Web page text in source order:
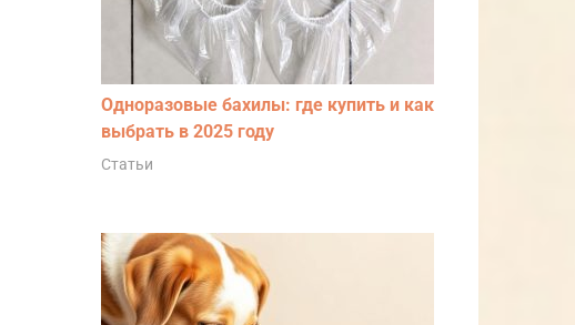
Одноразовые бахилы: где купить и как
выбрать в 2025 году
Статьи